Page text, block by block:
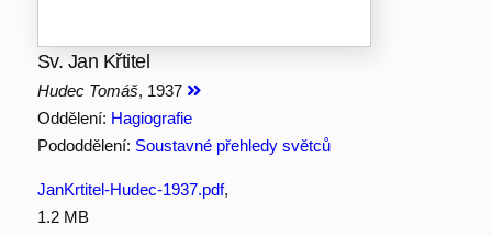
Sv. Jan Křtitel
Hudec Tomáš, 1937
Oddělení: Hagiografie
Pododdělení: Soustavné přehledy světců
JanKrtitel-Hudec-1937.pdf,
1.2 MB